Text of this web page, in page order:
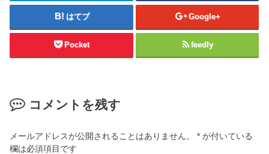
はてブ Google+
Pocket feedly
コメントを残す
メールアドレスが公開されることはありません。 * が付いている
欄は必須項目です